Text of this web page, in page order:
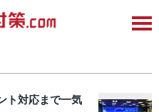
ト対応まで一気